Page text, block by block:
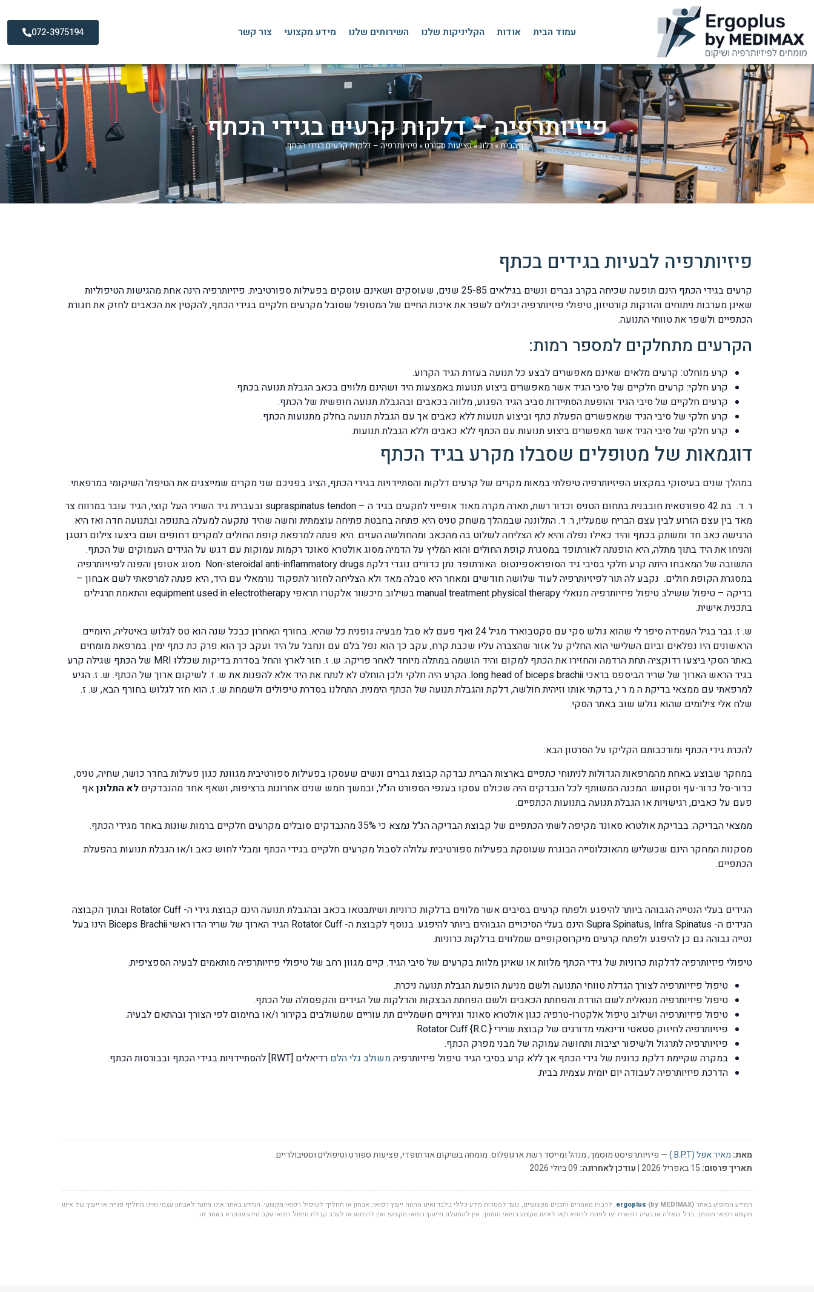
עמוד הבית אודות הקליניקות שלנו השירותים שלנו מידע מקצועי צור קשר 072-3975194
פיזיותרפיה – דלקות קרעים בגידי הכתף
דף הבית»בלוג»פציעות ספורט» פיזיותרפיה – דלקות קרעים בגידי הכתף
פיזיותרפיה לבעיות בגידים בכתף
קרעים בגידי הכתף הינם תופעה שכיחה בקרב גברים ונשים בגילאים 25-85 שנים, שעוסקים ושאינם עוסקים בפעילות ספורטיבית. פיזיותרפיה הינה אחת מהגישות הטיפוליות
שאינן מערבות ניתוחים והזרקות קורטיזון, טיפולי פיזיותרפיה יכולים לשפר את איכות החיים של המטופל שסובל מקרעים חלקיים בגידי הכתף, להקטין את הכאבים לחזק את חגורת
הכתפיים ולשפר את טווחי התנועה.
הקרעים מתחלקים למספר רמות:
קרע מוחלט: קרעים מלאים שאינם מאפשרים לבצע כל תנועה בעזרת הגיד הקרוע.
קרע חלקי: קרעים חלקיים של סיבי הגיד אשר מאפשרים ביצוע תנועות באמצעות היד ושהינם מלווים בכאב הגבלת תנועה בכתף.
קרעים חלקיים של סיבי הגיד והופעת הסתיידות סביב הגיד הפגוע, מלווה בכאבים ובהגבלת תנועה חופשית של הכתף.
קרע חלקי של סיבי הגיד שמאפשרים הפעלת כתף וביצוע תנועות ללא כאבים אך עם הגבלת תנועה בחלק מתנועות הכתף.
קרע חלקי של סיבי הגיד אשר מאפשרים ביצוע תנועות עם הכתף ללא כאבים וללא הגבלת תנועות.
דוגמאות של מטופלים שסבלו מקרע בגיד הכתף
במהלך שנים בעיסוקי במקצוע הפיזיותרפיה טיפלתי במאות מקרים של קרעים דלקות והסתיידויות בגידי הכתף, הציג בפניכם שני מקרים שמייצגים את הטיפול השיקומי במרפאתי:
ר. ד. בת 42 ספורטאית חובבנית בתחום הטניס וכדור רשת, תארה מקרה מאוד אופייני לתקעים בגיד ה – supraspinatus tendon ובעברית גיד השריר העל קוצי, הגיד עובר במרווח צר
מאד בין עצם הזרוע לבין עצם הבריח שמעליו, ר. ד. התלוננה שבמהלך משחק טניס היא פתחה בחבטת פתיחה עוצמתית וחשה שהיד נתקעה למעלה בתנופה ובתנועה חדה ואז היא
הרגישה כאב חד ומשתק בכתף והיד כאילו נפלה והיא לא הצליחה לשלוט בה מהכאב ומהחולשה העזים. היא פנתה למרפאת קופת החולים למקרים דחופים ושם ביצעו צילום רנטגן
והניחו את היד בתוך מתלה, היא הופנתה לאורתופד במסגרת קופת החולים והוא המליץ על הדמיה מסוג אולטרא סאונד רקמות עמוקות עם דגש על הגידים העמוקים של הכתף.
התשובה של המאבחו היתה קרע חלקי בסיבי גיד הסופראספינטוס. האורתופד נתן כדורים נוגדי דלקת Non-steroidal anti-inflammatory drugs מסוג אטופן והפנה לפיזיותרפיה
במסגרת הקופת חולים. נקבע לה תור לפיזיותרפיה לעוד שלושה חודשים ומאחר היא סבלה מאד ולא הצליחה לחזור לתפקוד נורמאלי עם היד, היא פנתה למרפאתי לשם אבחון –
בדיקה – טיפול ששילב טיפול פיזיותרפיה מנואלי manual treatment physical therapy בשילוב מיכשור אלקטרו תראפי equipment used in electrotherapy והתאמת תרגילים
בתכנית אישית.
ש. ז. גבר בגיל העמידה סיפר לי שהוא גולש סקי עם סקטבוארד מגיל 24 ואף פעם לא סבל מבעיה גופנית כל שהיא. בחורף האחרון כבכל שנה הוא טס לגלוש באיטליה, היומיים
הראשונים היו נפלאים וביום השלישי הוא החליק על אזור שהצברה עליו שכבת קרח, עקב כך הוא נפל בלם עם ונחבל על היד ועקב כך הוא פרק כת כתף ימין. במרפאת מומחים
באתר הסקי ביצעו רדוקציה תחת הרדמה והחזירו את הכתף למקום והיד הושמה במתלה מיוחד לאחר פריקה. ש. ז. חזר לארץ והחל בסדרת בדיקות שכללו MRI של הכתף שגילה קרע
בגיד הראש הארוך של שריר הביספס בראכי long head of biceps brachii. הקרע היה חלקי ולכן הוחלט לא לנתח את היד אלא להפנות את ש. ז. לשיקום ארוך של הכתף. ש. ז. הגיע
למרפאתי עם ממצאי בדיקת ה מ ר י, בדקתי אותו וזיהית חולשה, דלקת והגבלת תנועה של הכתף הימנית. התחלנו בסדרת טיפולים ולשמחת ש. ז. הוא חזר לגלוש בחורף הבא, ש. ז.
שלח אלי צילומים שהוא גולש שוב באתר הסקי.
להכרת גידי הכתף ומורכבותם הקליקו על הסרטון הבא:
במחקר שבוצע באחת מהמרפאות הגדולות לניתוחי כתפיים בארצות הברית נבדקה קבוצת גברים ונשים שעסקו בפעילות ספורטיבית מגוונת כגון פעילות בחדר כושר, שחיה, טניס,
כדור-סל כדור-עף וסקווש. המכנה המשותף לכל הנבדקים היה שכולם עסקו בענפי הספורט הנ"ל, ובמשך חמש שנים אחרונות ברציפות, ושאף אחד מהנבדקים לא התלונןאף
פעם על כאבים, רגישויות או הגבלת תנועה בתנועות הכתפיים.
ממצאי הבדיקה: בבדיקת אולטרא סאונד מקיפה לשתי הכתפיים של קבוצת הבדיקה הנ"ל נמצא כי 35% מהנבדקים סובלים מקרעים חלקיים ברמות שונות באחד מגידי הכתף.
מסקנות המחקר הינם שכשליש מהאוכלוסייה הבוגרת שעוסקת בפעילות ספורטיבית עלולה לסבול מקרעים חלקיים בגידי הכתף ומבלי לחוש כאב ו/או הגבלת תנועות בהפעלת
הכתפיים.
הגידים בעלי הנטייה הגבוהה ביותר להיפגע ולפתח קרעים בסיבים אשר מלווים בדלקות כרוניות ושיתבטאו בכאב ובהגבלת תנועה הינם קבוצת גידי ה- Rotator Cuff ובתוך הקבוצה
הגידים ה- Supra Spinatus, Infra Spinatus הינם בעלי הסיכויים הגבוהים ביותר להיפגע. בנוסף לקבוצת ה- Rotator Cuff הגיד הארוך של שריר הדו ראשי Biceps Brachii הינו בעל
נטייה גבוהה גם כן להיפגע ולפתח קרעים מיקרוסקופיים שמלווים בדלקות כרוניות.
טיפולי פיזיותרפיה לדלקות כרוניות של גידי הכתף מלוות או שאינן מלוות בקרעים של סיבי הגיד. קיים מגוון רחב של טיפולי פיזיותרפיה מותאמים לבעיה הספציפית.
טיפול פיזיותרפיה לצורך הגדלת טווחי התנועה ולשם מניעת הופעת הגבלת תנועה ניכרת.
טיפול פיזיותרפיה מנואלית לשם הורדת והפחתת הכאבים ולשם הפחתת הבצקות והדלקות של הגידים והקפסולה של הכתף.
טיפול פיזיותרפיה ושילוב טיפול אלקטרו-טרפיה כגון אולטרא סאונד וגירויים חשמליים תת עוריים שמשולבים בקירור ו/או בחימום לפי הצורך ובהתאם לבעיה.
פיזיותרפיה לחיזוק סטאטי ודינאמי מדורגים של קבוצת שרירי Rotator Cuff {R.C.}
פיזיותרפיה לתרגול ולשיפור יציבות ותחושה עמוקה של מבני מפרק הכתף.
במקרה שקיימת דלקת כרונית של גידי הכתף אך ללא קרע בסיבי הגיד טיפול פיזיותרפיהמשולב גלי הלם רדיאלים [RWT] להסתיידויות בגידי הכתף ובבורסות הכתף.
הדרכת פיזיותרפיה לעבודה יום יומית עצמית בבית.
מאת: מאיר אפל (B.P.T.)
— פיזיותרפיסט מוסמך, מנהל ומייסד רשת ארגופלוס. מומחה בשיקום אורתופדי, פציעות ספורט וטיפולים וסטיבולריים.
תאריך פרסום:
עודכן לאחרונה:
המידע המופיע באתר ergoplus (by MEDIMAX)
, לרבות מאמרים ותכנים מקצועיים, נועד למטרות מידע כללי בלבד ואינו מהווה ייעוץ רפואי, אבחון או תחליף לטיפול רפואי מקצועי. המידע באתר אינו מיועד לאבחון עצמי ואינו מחליף פנייה או ייעוץ של איש
מקצוע רפואי מוסמך. בכל שאלה או בעיה רפואית יש לפנות לרופא ו/או לאיש מקצוע רפואי מוסמך. אין להתעלם מייעוץ רפואי מקצועי ואין להימנע או לעכב קבלת טיפול רפואי עקב מידע שנקרא באתר זה.